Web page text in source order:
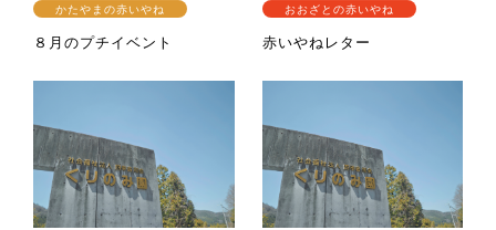
かたやまの赤いやね
８月のプチイベント
おおざとの赤いやね
赤いやねレター